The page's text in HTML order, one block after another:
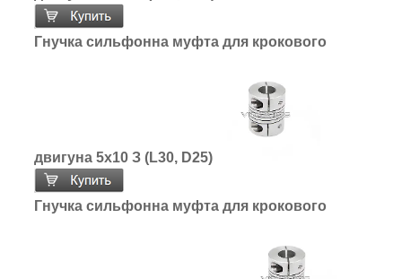
Гнучка сильфонна муфта для крокового
двигуна 5х10 З (L30, D25)
Гнучка сильфонна муфта для крокового